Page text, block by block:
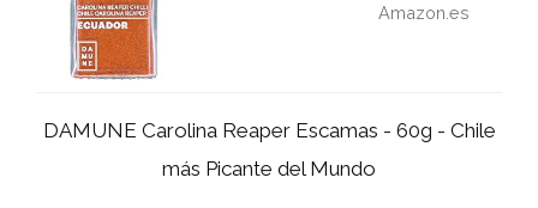
Amazon.es
DAMUNE Carolina Reaper Escamas - 60g - Chile
más Picante del Mundo